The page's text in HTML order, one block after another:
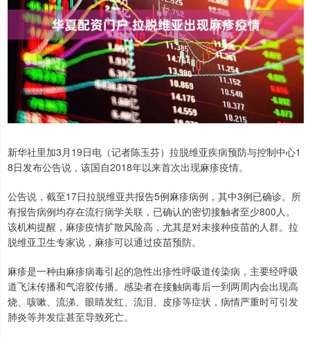
新华社里加3月19日电（记者陈玉芬）拉脱维亚疾病预防与控制中心1
8日发布公告说，该国自2018年以来首次出现麻疹疫情。
公告说，截至17日拉脱维亚共报告5例麻疹病例，其中3例已确诊。所
有报告病例均存在流行病学关联，已确认的密切接触者至少800人。
该机构提醒，麻疹疫情扩散风险高，尤其是对未接种疫苗的人群。拉
脱维亚卫生专家说，麻疹可以通过疫苗预防。
麻疹是一种由麻疹病毒引起的急性出疹性呼吸道传染病，主要经呼吸
道飞沫传播和气溶胶传播。感染者在接触病毒后一到两周内会出现高
烧、咳嗽、流涕、眼睛发红、流泪、皮疹等症状，病情严重时可引发
肺炎等并发症甚至导致死亡。